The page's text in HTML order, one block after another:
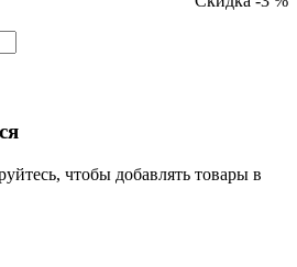
чтобы добавлять товары в